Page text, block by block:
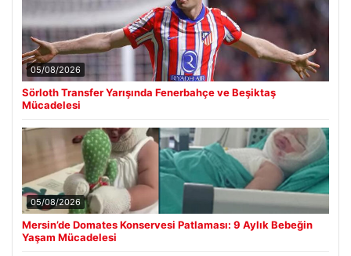
05/08/2026
Sörloth Transfer Yarışında Fenerbahçe ve Beşiktaş
Mücadelesi
05/08/2026
Mersin’de Domates Konservesi Patlaması: 9 Aylık Bebeğin
Yaşam Mücadelesi